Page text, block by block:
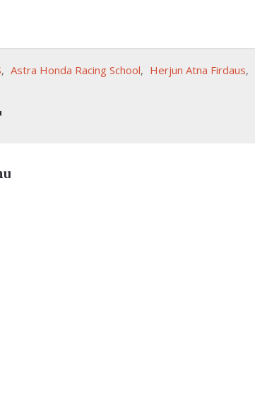
, Astra Honda Racing School, Herjun Atna Firdaus,